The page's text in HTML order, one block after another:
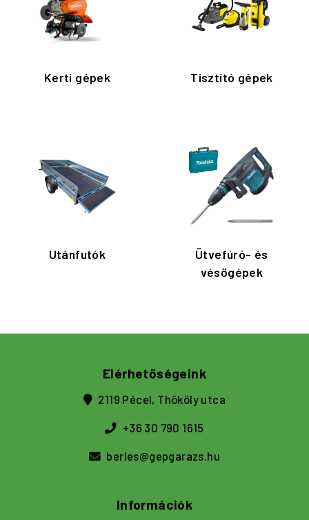
Kerti gépek Tisztító gépek
Utánfutók
Ütvefúró- és
vésőgépek
Elérhetőségeink
2119 Pécel, Thököly utca
+36 30 790 1615
berles@gepgarazs.hu
Információk